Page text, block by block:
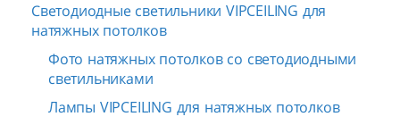
Светодиодные светильники VIPCEILING для
натяжных потолков
Фото натяжных потолков со светодиодными
светильниками
Лампы VIPCEILING для натяжных потолков